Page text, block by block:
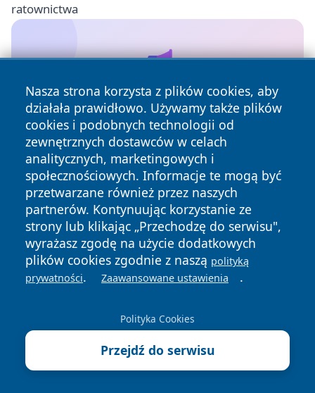
ratownictwa
Zareklamuj się na
wrotatarnowa.pl!
SPRAWDŹ SZCZEGÓŁY
autopromocja
Nasza strona korzysta z plików cookies, aby
działała prawidłowo. Używamy także plików
cookies i podobnych technologii od
zewnętrznych dostawców w celach
analitycznych, marketingowych i
społecznościowych. Informacje te mogą być
przetwarzane również przez naszych
partnerów. Kontynuując korzystanie ze
strony lub klikając „Przechodzę do serwisu",
wyrażasz zgodę na użycie dodatkowych
plików cookies zgodnie z naszą polityką
prywatności. Zaawansowane ustawienia .
Polityka Cookies
Przejdź do serwisu